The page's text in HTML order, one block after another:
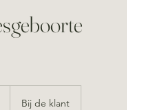
Bij de klant